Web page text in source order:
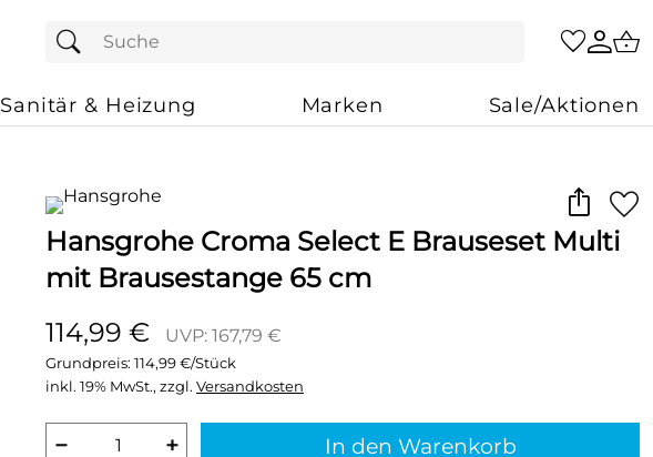
Sanitär & Heizung Marken Sale/Aktionen
Hansgrohe Croma Select E Brauseset Multi
mit Brausestange 65 cm
114,99 €
UVP: 167,79 €
Grundpreis: 114,99 €/Stück
inkl. 19% MwSt., zzgl. Versandkosten
− + In den Warenkorb